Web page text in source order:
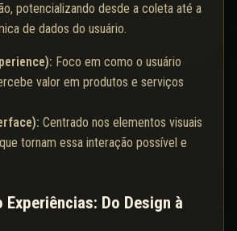
potencializando desde a coleta até a
de dados do usuário.
Foco em como o usuário
valor em produtos e serviços
Centrado nos elementos visuais
tornam essa interação possível e
Experiências: Do Design à